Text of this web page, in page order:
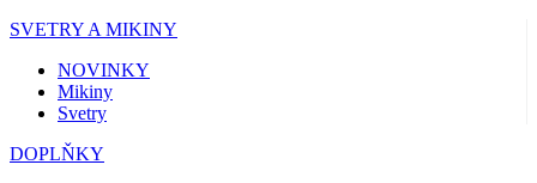
SVETRY A MIKINY
NOVINKY
Mikiny
Svetry
DOPLŇKY